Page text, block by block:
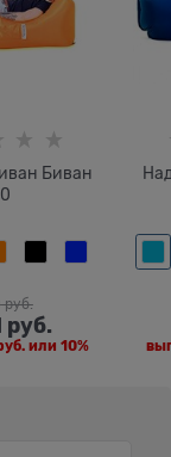
Биван
руб.
руб.
или10%